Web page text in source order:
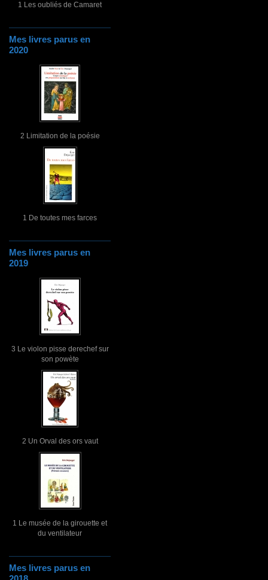
1 Les oubliés de Camaret
Mes livres parus en
2020
2 Limitation de la poésie
1 De toutes mes farces
Mes livres parus en
2019
3 Le violon pisse derechef sur
son powète
2 Un Orval des ors vaut
1 Le musée de la girouette et
du ventilateur
Mes livres parus en